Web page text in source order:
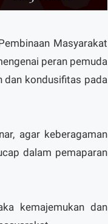
Masyarakat
peran pemuda
dan kondusifitas pada
agar keberagaman
dalam pemaparan
kemajemukan dan